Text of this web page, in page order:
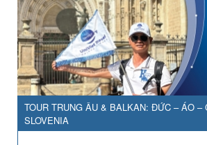
TOUR TRUNG ÂU & BALKAN: ĐỨC – ÁO –
SLOVENIA